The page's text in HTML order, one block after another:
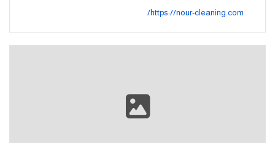
https://nour-cleaning.com/